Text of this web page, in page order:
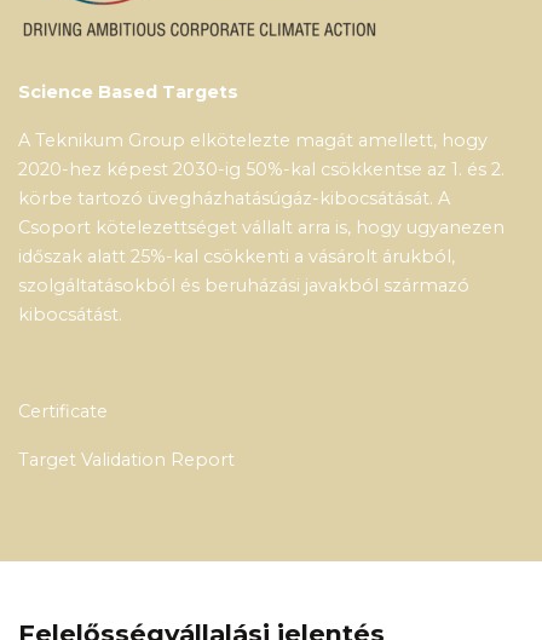
Science Based Targets
A Teknikum Group elkötelezte magát amellett, hogy
2020-hez képest 2030-ig 50%-kal csökkentse az 1. és 2.
körbe tartozó üvegházhatásúgáz-kibocsátását. A
Csoport kötelezettséget vállalt arra is, hogy ugyanezen
időszak alatt 25%-kal csökkenti a vásárolt árukból,
szolgáltatásokból és beruházási javakból származó
kibocsátást.
Certificate
Target Validation Report
Felelősségvállalási jelentés